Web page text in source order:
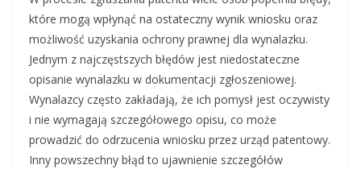
które mogą wpłynąć na ostateczny wynik wniosku oraz
możliwość uzyskania ochrony prawnej dla wynalazku.
Jednym z najczęstszych błędów jest niedostateczne
opisanie wynalazku w dokumentacji zgłoszeniowej.
Wynalazcy często zakładają, że ich pomysł jest oczywisty
i nie wymagają szczegółowego opisu, co może
prowadzić do odrzucenia wniosku przez urząd patentowy.
Inny powszechny błąd to ujawnienie szczegółów